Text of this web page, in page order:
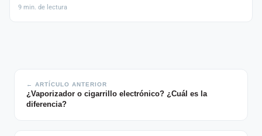
9 min. de lectura
← ARTÍCULO ANTERIOR
¿Vaporizador o cigarrillo electrónico? ¿Cuál es la
diferencia?